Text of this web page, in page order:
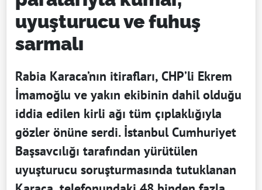
uyuşturucu ve fuhuş
sarmalı
Rabia Karaca’nın itirafları, CHP’li Ekrem
İmamoğlu ve yakın ekibinin dahil olduğu
iddia edilen kirli ağı tüm çıplaklığıyla
gözler önüne serdi. İstanbul Cumhuriyet
Başsavcılığı tarafından yürütülen
uyuşturucu soruşturmasında tutuklanan